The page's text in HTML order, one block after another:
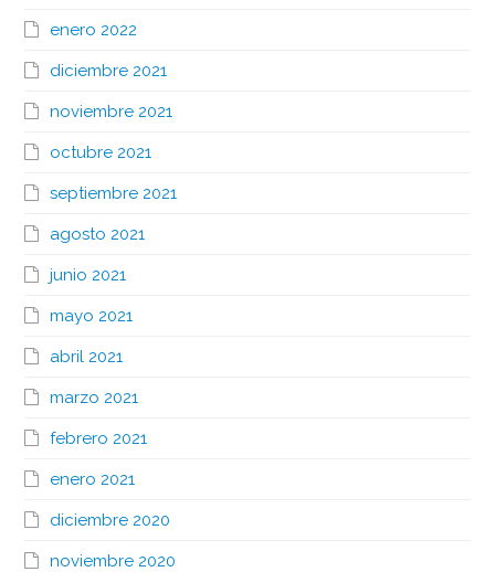
enero 2022
diciembre 2021
noviembre 2021
octubre 2021
septiembre 2021
agosto 2021
junio 2021
mayo 2021
abril 2021
marzo 2021
febrero 2021
enero 2021
diciembre 2020
noviembre 2020